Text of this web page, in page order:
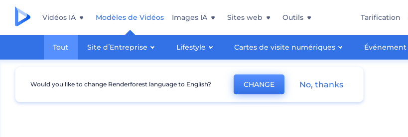
Vidéos IA Modèles de Vidéos
Tout Site d՛Entreprise Lifestyle Cartes de visite numériques Événement
Images IA Sites web Outils Tarification
Would you like to change Renderforest language to English? CHANGE No, thanks